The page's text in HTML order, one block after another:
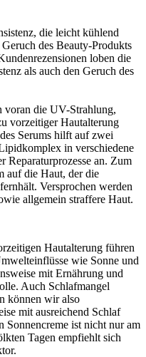
die leicht kühlend
des Beauty-Produkts
loben die
als auch den Geruch des
voran die UV-Strahlung,
vorzeitiger Hautalterung
Serums hilft auf zwei
in verschiedene
Reparaturprozesse an. Zum
auf die Haut, der die
Versprochen werden
allgemein straffere Haut.
Hautalterung führen
wie Sonne und
mit Ernährung und
Auch Schlafmangel
können wir also
mit ausreichend Schlaf
ist nicht nur am
Tagen empfiehlt sich